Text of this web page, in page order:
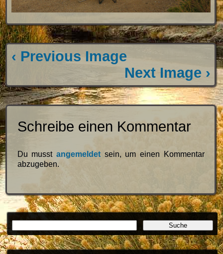
‹ Previous Image
Next Image ›
Schreibe einen Kommentar
Du musst angemeldetsein, um einen Kommentar
abzugeben.